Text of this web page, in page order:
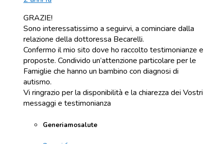
GRAZIE!
Sono interessatissimo a seguirvi, a cominciare dalla
relazione della dottoressa Becarelli.
Confermo il mio sito dove ho raccolto testimonianze e
proposte. Condivido un’attenzione particolare per le
Famiglie che hanno un bambino con diagnosi di
autismo.
Vi ringrazio per la disponibilità e la chiarezza dei Vostri
messaggi e testimonianza
Generiamosalute